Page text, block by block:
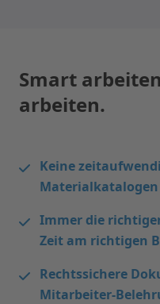
Smart
arbeiten.
Keine
Materialkatalogen
Immer die
Zeit am richtigen
Rechtssichere